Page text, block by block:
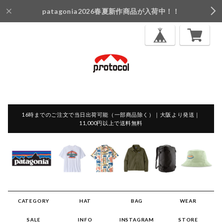
patagonia2026春夏新作商品が入荷中！！
16時までのご注文で当日出荷可能（一部商品除く）｜大阪より発送｜
11,000円以上で送料無料
CATEGORY HAT BAG WEAR
SALE INFO INSTAGRAM STORE